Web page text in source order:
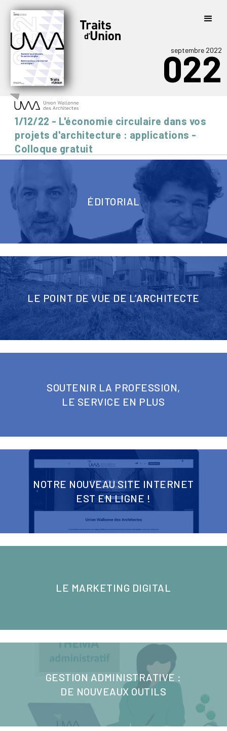
septembre 2022
022
1/12/22 - L'économie circulaire dans vos
projets d'architecture : applications -
Colloque gratuit
ÉDITORIAL
LE POINT DE VUE DE L’ARCHITECTE
SOUTENIR LA PROFESSION,
LE SERVICE EN PLUS
NOTRE NOUVEAU SITE INTERNET
EST EN LIGNE !
LE MARKETING DIGITAL
GESTION ADMINISTRATIVE :
DE NOUVEAUX OUTILS